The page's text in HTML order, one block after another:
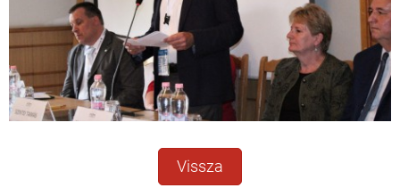
Vissza